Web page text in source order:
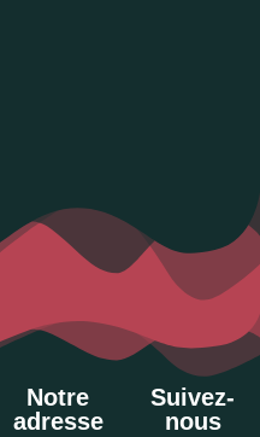
Notre
adresse
Suivez-
nous